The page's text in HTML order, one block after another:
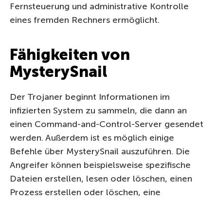
Fernsteuerung und administrative Kontrolle
eines fremden Rechners ermöglicht.
Fähigkeiten von
MysterySnail
Der Trojaner beginnt Informationen im
infizierten System zu sammeln, die dann an
einen Command-and-Control-Server gesendet
werden. Außerdem ist es möglich einige
Befehle über MysterySnail auszuführen. Die
Angreifer können beispielsweise spezifische
Dateien erstellen, lesen oder löschen, einen
Prozess erstellen oder löschen, eine